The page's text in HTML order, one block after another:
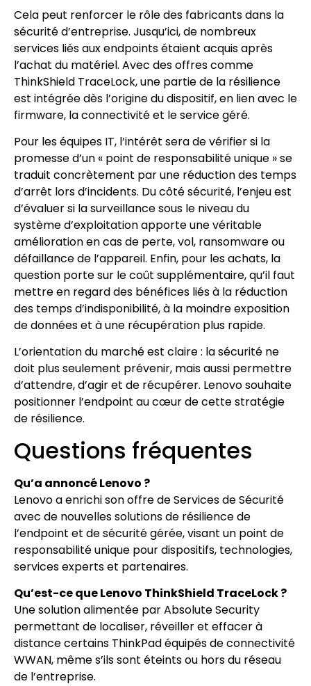
Cela peut renforcer le rôle des fabricants dans la
sécurité d’entreprise. Jusqu’ici, de nombreux
services liés aux endpoints étaient acquis après
l’achat du matériel. Avec des offres comme
ThinkShield TraceLock, une partie de la résilience
est intégrée dès l’origine du dispositif, en lien avec le
firmware, la connectivité et le service géré.
Pour les équipes IT, l’intérêt sera de vérifier si la
promesse d’un « point de responsabilité unique » se
traduit concrètement par une réduction des temps
d’arrêt lors d’incidents. Du côté sécurité, l’enjeu est
d’évaluer si la surveillance sous le niveau du
système d’exploitation apporte une véritable
amélioration en cas de perte, vol, ransomware ou
défaillance de l’appareil. Enfin, pour les achats, la
question porte sur le coût supplémentaire, qu’il faut
mettre en regard des bénéfices liés à la réduction
des temps d’indisponibilité, à la moindre exposition
de données et à une récupération plus rapide.
L’orientation du marché est claire : la sécurité ne
doit plus seulement prévenir, mais aussi permettre
d’attendre, d’agir et de récupérer. Lenovo souhaite
positionner l’endpoint au cœur de cette stratégie
de résilience.
Questions fréquentes
Qu’a annoncé Lenovo ?
Lenovo a enrichi son offre de Services de Sécurité
avec de nouvelles solutions de résilience de
l’endpoint et de sécurité gérée, visant un point de
responsabilité unique pour dispositifs, technologies,
services experts et partenaires.
Qu’est-ce que Lenovo ThinkShield TraceLock ?
Une solution alimentée par Absolute Security
permettant de localiser, réveiller et effacer à
distance certains ThinkPad équipés de connectivité
WWAN, même s’ils sont éteints ou hors du réseau
de l’entreprise.